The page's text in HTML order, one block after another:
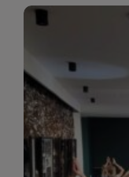
rozbudzać
Zapraszamy